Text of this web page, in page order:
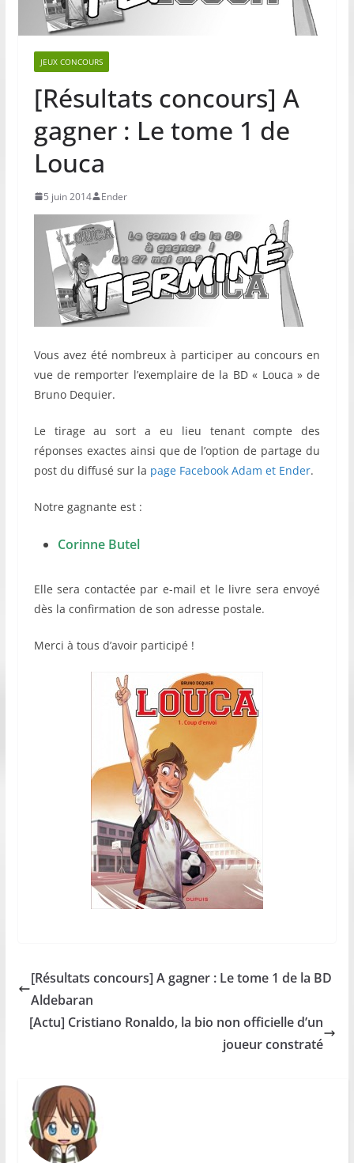
JEUX CONCOURS
[Résultats concours] A
gagner : Le tome 1 de
Louca
5 juin 2014 Ender
Vous avez été nombreux à participer au concours en
vue de remporter l’exemplaire de la BD « Louca » de
Bruno Dequier.
Le tirage au sort a eu lieu tenant compte des
réponses exactes ainsi que de l’option de partage du
post du diffusé sur la page Facebook Adam et Ender.
Notre gagnante est :
Corinne Butel
Elle sera contactée par e-mail et le livre sera envoyé
dès la confirmation de son adresse postale.
Merci à tous d’avoir participé !
[Résultats concours] A gagner : Le tome 1 de la BD
Aldebaran
[Actu] Cristiano Ronaldo, la bio non officielle d’un
joueur constraté